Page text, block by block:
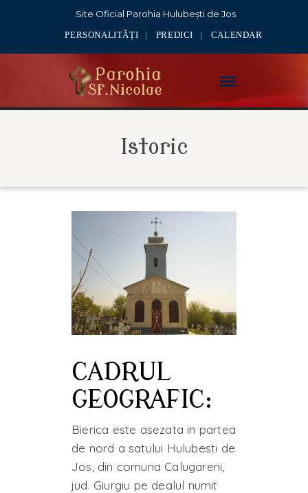
Site Oficial Parohia Hulubești de Jos
PERSONALITĂȚI PREDICI CALENDAR
Istoric
CADRUL
GEOGRAFIC:
Bierica este asezata in partea
de nord a satului Hulubesti de
Jos, din comuna Calugareni,
jud. Giurgiu pe dealul numit